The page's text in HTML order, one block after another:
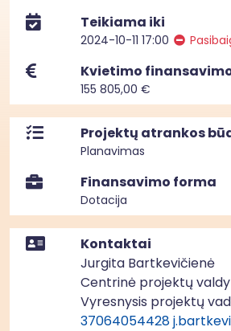
Teikiama iki
2024-10-11 17:00
Kvietimo
155 805,00 €
Projektų atrankos
Planavimas
Finansavimo forma
Dotacija
Kontaktai
Jurgita Bartkevičienė
Centrinė projektų
Vyresnysis projektų
37064054428